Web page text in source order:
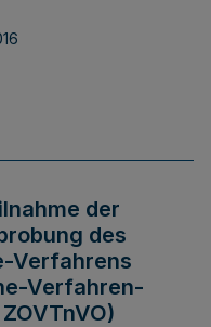
der
des
Verfahrens
Verfahren-